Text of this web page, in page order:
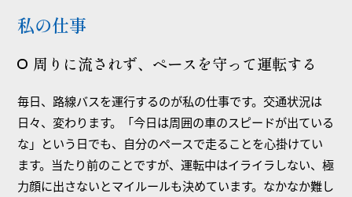
私の仕事
周りに流されず、ペースを守って運転する
毎日、路線バスを運行するのが私の仕事です。交通状況は
日々、変わります。「今日は周囲の車のスピードが出ている
な」という日でも、自分のペースで走ることを心掛けてい
ます。当たり前のことですが、運転中はイライラしない、極
力顔に出さないとマイルールも決めています。なかなか難し